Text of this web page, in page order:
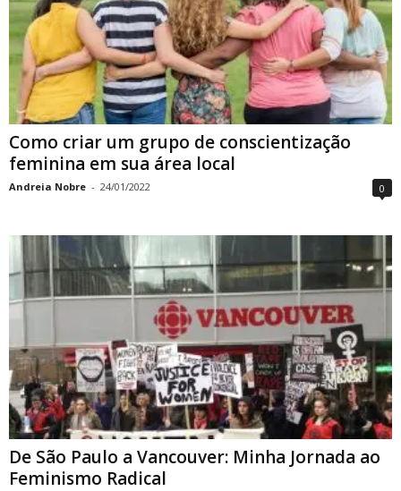
Como criar um grupo de conscientização
feminina em sua área local
Andreia Nobre - 24/01/2022 0
De São Paulo a Vancouver: Minha Jornada ao
Feminismo Radical